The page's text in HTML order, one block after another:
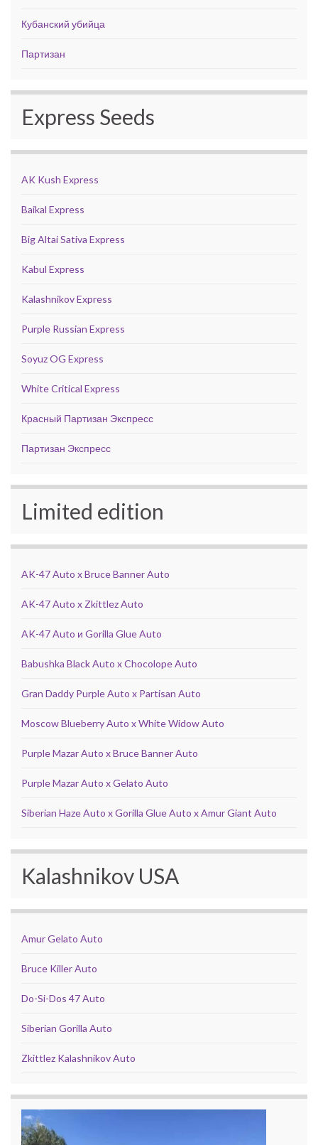
Кубанский убийца
Партизан
Express Seeds
AK Kush Express
Baikal Express
Big Altai Sativa Express
Kabul Express
Kalashnikov Express
Purple Russian Express
Soyuz OG Express
White Critical Express
Красный Партизан Экспресс
Партизан Экспресс
Limited edition
AK-47 Auto x Bruce Banner Auto
AK-47 Auto x Zkittlez Auto
AK-47 Auto и Gorilla Glue Auto
Babushka Black Auto x Chocolope Auto
Gran Daddy Purple Auto x Partisan Auto
Moscow Blueberry Auto x White Widow Auto
Purple Mazar Auto x Bruce Banner Auto
Purple Mazar Auto x Gelato Auto
Siberian Haze Auto x Gorilla Glue Auto x Amur Giant Auto
Kalashnikov USA
Amur Gelato Auto
Bruce Killer Auto
Do-Si-Dos 47 Auto
Siberian Gorilla Auto
Zkittlez Kalashnikov Auto